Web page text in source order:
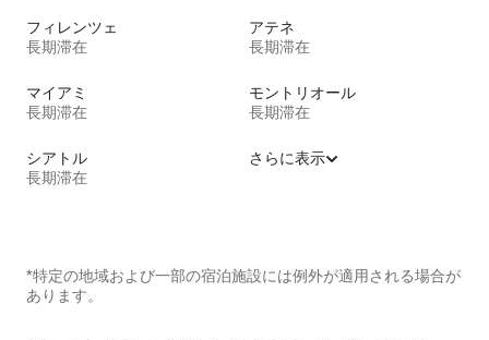
フィレンツェ
長期滞在
アテネ
長期滞在
マイアミ
長期滞在
モントリオール
長期滞在
シアトル
長期滞在
さらに表示
*特定の地域および一部の宿泊施設には例外が適用される場合が
あります。